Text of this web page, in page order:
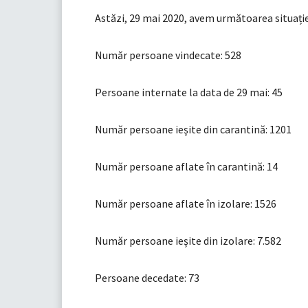
Astăzi, 29 mai 2020, avem următoarea
Număr persoane vindecate: 528
Persoane internate la data de 29 mai: 45
Număr persoane ieşite din carantină: 1201
Număr persoane aflate în carantină: 14
Număr persoane aflate în izolare: 1526
Număr persoane ieşite din izolare: 7.582
Persoane decedate: 73